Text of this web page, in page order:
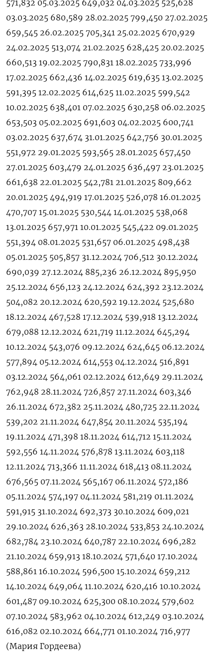
571,832 05.03.2025 649,032 04.03.2025 525,628
03.03.2025 680,589 28.02.2025 799,450 27.02.2025
659,545 26.02.2025 705,341 25.02.2025 670,929
24.02.2025 513,074 21.02.2025 628,425 20.02.2025
660,513 19.02.2025 790,831 18.02.2025 733,996
17.02.2025 662,436 14.02.2025 619,635 13.02.2025
591,395 12.02.2025 614,625 11.02.2025 599,542
10.02.2025 638,401 07.02.2025 630,258 06.02.2025
653,503 05.02.2025 691,603 04.02.2025 600,741
03.02.2025 637,674 31.01.2025 642,756 30.01.2025
551,972 29.01.2025 593,565 28.01.2025 657,450
27.01.2025 603,479 24.01.2025 636,497 23.01.2025
661,638 22.01.2025 542,781 21.01.2025 809,662
20.01.2025 494,919 17.01.2025 526,078 16.01.2025
470,707 15.01.2025 530,544 14.01.2025 538,068
13.01.2025 657,971 10.01.2025 545,422 09.01.2025
551,394 08.01.2025 531,657 06.01.2025 498,438
05.01.2025 505,857 31.12.2024 706,512 30.12.2024
690,039 27.12.2024 885,236 26.12.2024 895,950
25.12.2024 656,123 24.12.2024 624,392 23.12.2024
504,082 20.12.2024 620,592 19.12.2024 525,680
18.12.2024 467,528 17.12.2024 539,918 13.12.2024
679,088 12.12.2024 621,719 11.12.2024 645,294
10.12.2024 543,076 09.12.2024 624,645 06.12.2024
577,894 05.12.2024 614,553 04.12.2024 516,891
03.12.2024 564,061 02.12.2024 612,649 29.11.2024
762,948 28.11.2024 726,857 27.11.2024 603,346
26.11.2024 672,382 25.11.2024 480,725 22.11.2024
539,202 21.11.2024 647,854 20.11.2024 535,194
19.11.2024 471,398 18.11.2024 614,712 15.11.2024
592,556 14.11.2024 576,878 13.11.2024 603,118
12.11.2024 713,366 11.11.2024 618,413 08.11.2024
676,565 07.11.2024 565,167 06.11.2024 572,186
05.11.2024 574,197 04.11.2024 581,219 01.11.2024
591,915 31.10.2024 692,373 30.10.2024 609,021
29.10.2024 626,363 28.10.2024 533,853 24.10.2024
682,784 23.10.2024 640,787 22.10.2024 696,282
21.10.2024 659,913 18.10.2024 571,640 17.10.2024
588,861 16.10.2024 596,500 15.10.2024 659,212
14.10.2024 649,064 11.10.2024 620,416 10.10.2024
601,487 09.10.2024 625,300 08.10.2024 579,602
07.10.2024 583,962 04.10.2024 612,249 03.10.2024
616,082 02.10.2024 664,771 01.10.2024 716,977
(Мария Гордеева)